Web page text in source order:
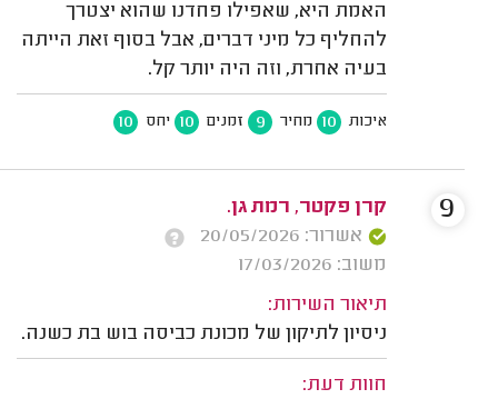
האמת היא, שאפילו פחדנו שהוא יצטרך
להחליף כל מיני דברים, אבל בסוף זאת הייתה
בעיה אחרת, וזה היה יותר קל.
איכות 10 מחיר 9 זמנים 10 יחס 10
קרן פקטר, רמת גן.
אשרור: 20/05/2026
משוב: 17/03/2026
תיאור השירות:
ניסיון לתיקון של מכונת כביסה בוש בת כשנה.
חוות דעת:
9